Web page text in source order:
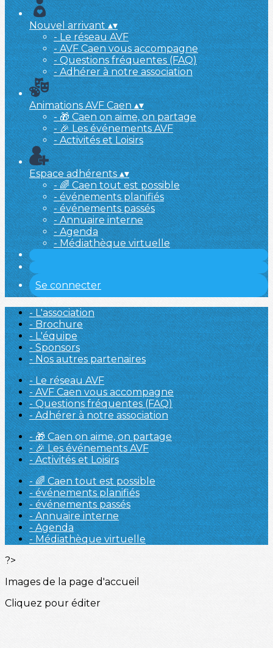
Nouvel arrivant▴▾
- Le réseau AVF
- AVF Caen vous accompagne
- Questions fréquentes (FAQ)
- Adhérer à notre association
Animations AVF Caen▴▾
- 🎁 Caen on aime, on partage
- 🎉 Les événements AVF
- Activités et Loisirs
Espace adhérents▴▾
- 🌈 Caen tout est possible
- événements planifiés
- événements passés
- Annuaire interne
- Agenda
- Médiathèque virtuelle
Se connecter
- L'association
- Brochure
- L'équipe
- Sponsors
- Nos autres partenaires
- Le réseau AVF
- AVF Caen vous accompagne
- Questions fréquentes (FAQ)
- Adhérer à notre association
- 🎁 Caen on aime, on partage
- 🎉 Les événements AVF
- Activités et Loisirs
- 🌈 Caen tout est possible
- événements planifiés
- événements passés
- Annuaire interne
- Agenda
- Médiathèque virtuelle
?>
Images de la page d'accueil
Cliquez pour éditer